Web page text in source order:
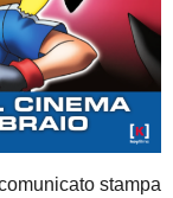
stampa